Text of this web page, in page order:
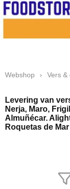
Home
Contact
Mijn account
Retour &
Webshop › Vers &
Levering van
Nerja, Maro,
Almuñécar.
Roquetas de